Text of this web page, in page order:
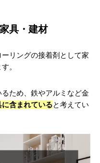
具・建材
リングの接着剤として家
。
ため、鉄やアルミなど金
含まれていると考えてい